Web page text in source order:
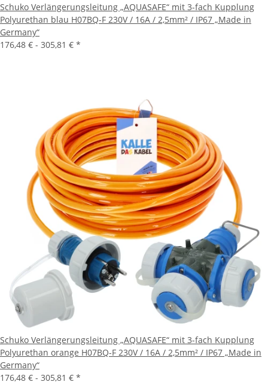
Schuko Verlängerungsleitung „AQUASAFE“ mit 3-fach Kupplung
Polyurethan blau H07BQ-F 230V / 16A / 2,5mm² / IP67 „Made in
Germany“
176,48 € - 305,81 € *
Schuko Verlängerungsleitung „AQUASAFE“ mit 3-fach Kupplung
Polyurethan orange H07BQ-F 230V / 16A / 2,5mm² / IP67 „Made in
Germany“
176,48 € - 305,81 € *